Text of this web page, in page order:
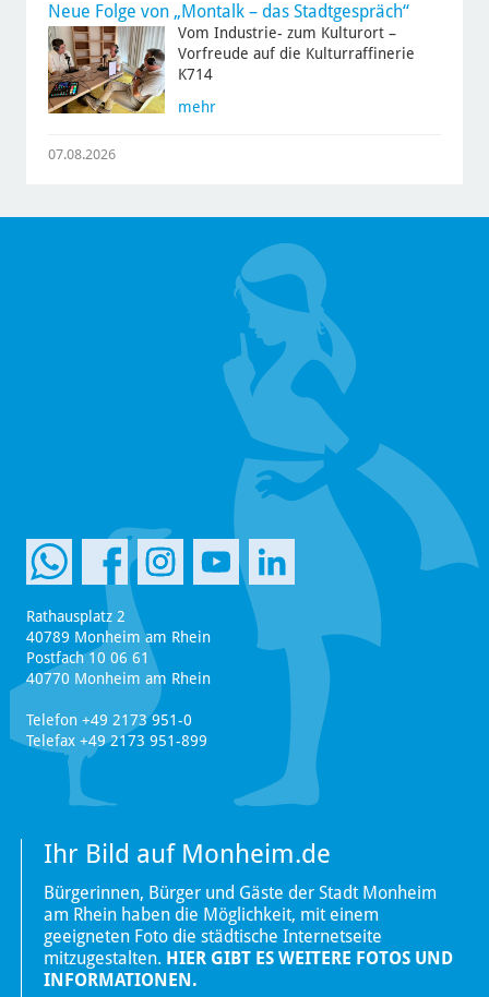
Neue Folge von „Montalk – das Stadtgespräch“
Vom Industrie- zum Kulturort –
Vorfreude auf die Kulturraffinerie
K714
mehr
07.08.2026
Rathausplatz 2
40789 Monheim am Rhein
Postfach 10 06 61
40770 Monheim am Rhein
Telefon +49 2173 951-0
Telefax +49 2173 951-899
Ihr Bild auf Monheim.de
Bürgerinnen, Bürger und Gäste der Stadt Monheim
am Rhein haben die Möglichkeit, mit einem
geeigneten Foto die städtische Internetseite
mitzugestalten. HIER GIBT ES WEITERE FOTOS UND
INFORMATIONEN.